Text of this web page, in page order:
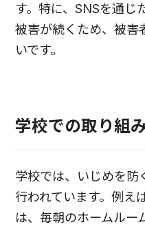
す。特に、SNSを通じ
被害が続くため、被害
いです。
学校での取り組
学校では、いじめを防
行われています。例え
は、毎朝のホームルー